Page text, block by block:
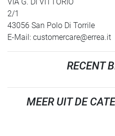
2/1
43056 San Polo Di Torrile
E-Mail: customercare@errea.it
RECENT
MEER UIT DE